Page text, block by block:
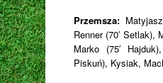
Przemsza:
Renner (70′ Setlak),
Marko (75′
Piskuń), Kysiak,